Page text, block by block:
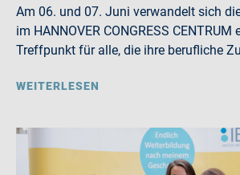
Am 06. und 07. Juni verwandelt sich
im HANNOVER CONGRESS CENTRUM
Treffpunkt für alle, die ihre berufliche
WEITERLESEN